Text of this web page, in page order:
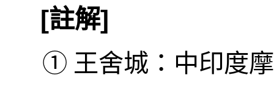
[註解]
① 王舍城：中印度